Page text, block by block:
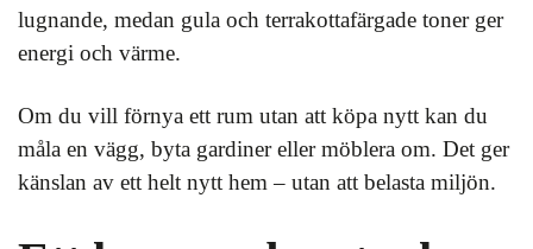
lugnande, medan gula och terrakottafärgade toner ger
energi och värme.
Om du vill förnya ett rum utan att köpa nytt kan du
måla en vägg, byta gardiner eller möblera om. Det ger
känslan av ett helt nytt hem – utan att belasta miljön.